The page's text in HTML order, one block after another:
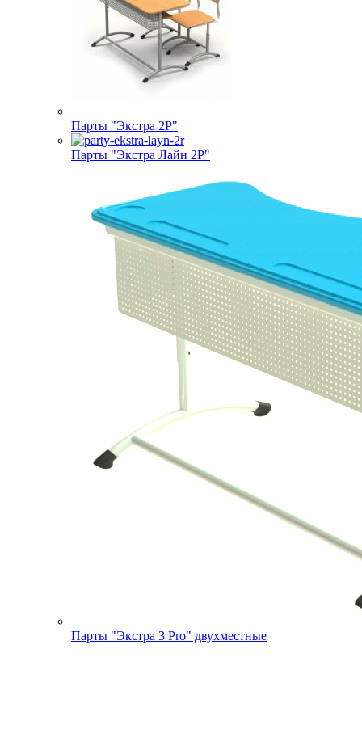
Парты "Экстра 2Р"
Парты "Экстра Лайн 2Р"
Парты "Экстра 3 Pro" двухместные